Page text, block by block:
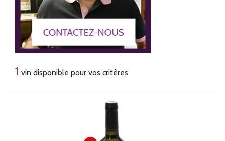
1 vin disponible pour vos critères